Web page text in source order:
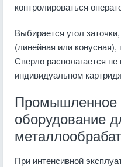
контролироваться
Выбирается угол
(линейная или
Сверло располагается
индивидуальном
Промышленное
оборудование
При интенсивной